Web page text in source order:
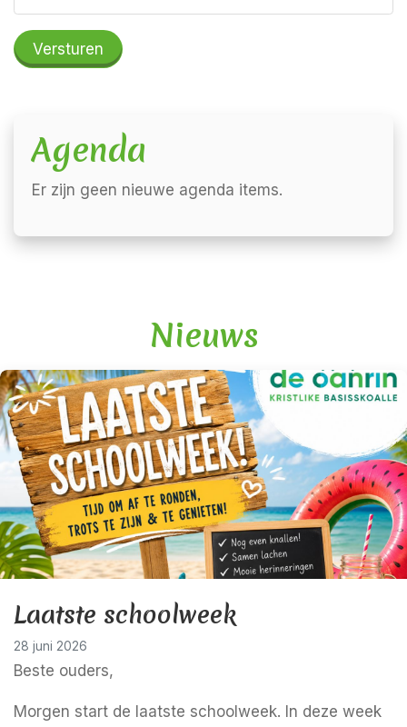
Versturen
Agenda
Er zijn geen nieuwe agenda items.
Nieuws
Laatste schoolweek
28 juni 2026
Beste ouders,
Morgen start de laatste schoolweek. In deze week